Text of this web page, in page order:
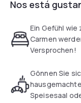
Nos está
Ein Gefühl wie
Carmen
Versprochen!
Gönnen Sie
Speisesaal